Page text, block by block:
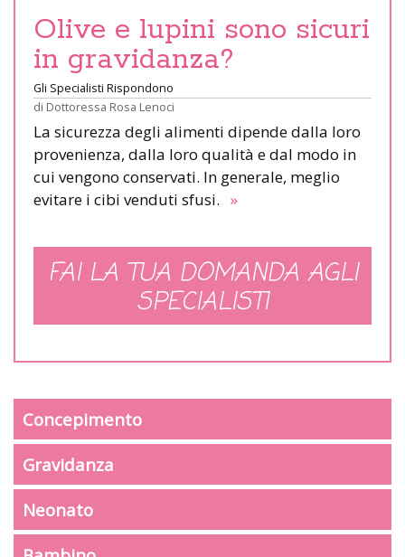
Olive e lupini sono sicuri
in gravidanza?
Gli Specialisti Rispondono
di Dottoressa Rosa Lenoci
La sicurezza degli alimenti dipende dalla loro
provenienza, dalla loro qualità e dal modo in
cui vengono conservati. In generale, meglio
evitare i cibi venduti sfusi. »
FAI LA TUA DOMANDA AGLI
SPECIALISTI
Concepimento
Gravidanza
Neonato